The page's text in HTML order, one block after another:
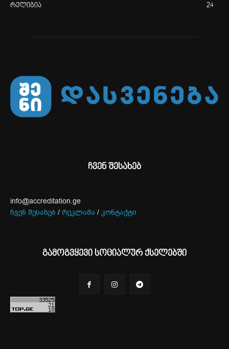
რელიგია 24
ჩვენ შესახებ
info@accreditation.ge
ჩვენ შესახებ / რეკლამა / კონტაქტი
გამოგვყევი სოციალურ ქსელებში